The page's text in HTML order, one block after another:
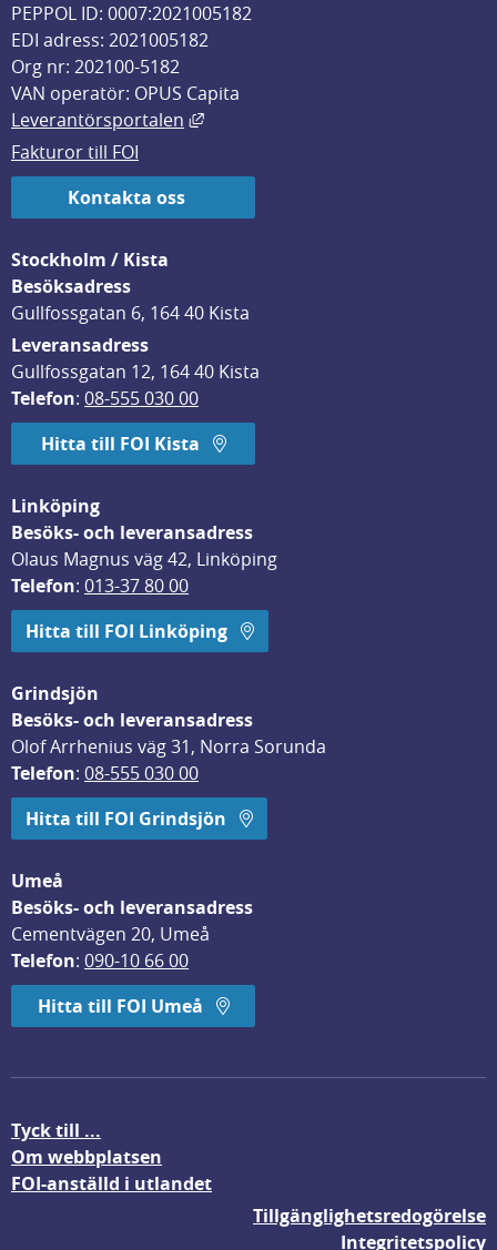
PEPPOL ID: 0007:2021005182
EDI adress: 2021005182
Org nr: 202100-5182
VAN operatör: OPUS Capita
Leverantörsportalen
Länk till annan webbplats, öppnas
Fakturor till FOI
Kontakta oss
Stockholm / Kista
Besöksadress
Gullfossgatan 6, 164 40 Kista
Leveransadress
Gullfossgatan 12, 164 40 Kista
Telefon: 08-555 030 00
Hitta till FOI Kista
Linköping
Besöks- och leveransadress
Olaus Magnus väg 42, Linköping
Telefon: 013-37 80 00
Hitta till FOI Linköping
Grindsjön
Besöks- och leveransadress
Olof Arrhenius väg 31, Norra Sorunda
Telefon: 08-555 030 00
Hitta till FOI Grindsjön
Umeå
Besöks- och leveransadress
Cementvägen 20, Umeå
Telefon: 090-10 66 00
Hitta till FOI Umeå
Tyck till ...
Om webbplatsen
FOI-anställd i utlandet
Tillgänglighetsredogörelse
Integritetspolicy